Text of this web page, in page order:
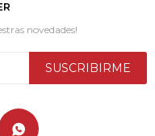
novedades!
SUSCRIBIRME
